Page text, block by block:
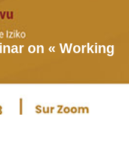
on « Working